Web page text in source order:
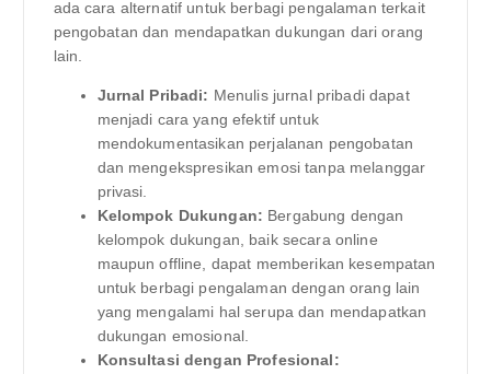
ada cara alternatif untuk berbagi pengalaman terkait
pengobatan dan mendapatkan dukungan dari orang
lain.
Jurnal Pribadi: Menulis jurnal pribadi dapat
menjadi cara yang efektif untuk
mendokumentasikan perjalanan pengobatan
dan mengekspresikan emosi tanpa melanggar
privasi.
Kelompok Dukungan: Bergabung dengan
kelompok dukungan, baik secara online
maupun offline, dapat memberikan kesempatan
untuk berbagi pengalaman dengan orang lain
yang mengalami hal serupa dan mendapatkan
dukungan emosional.
Konsultasi dengan Profesional: